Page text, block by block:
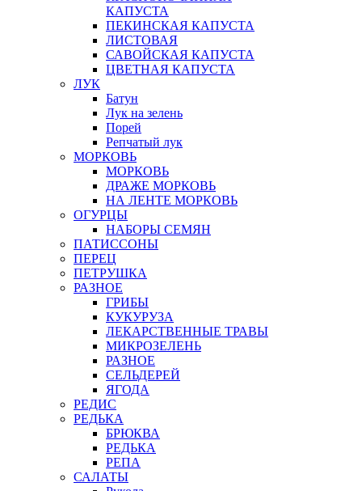
КАПУСТА
ПЕКИНСКАЯ КАПУСТА
ЛИСТОВАЯ
САВОЙСКАЯ КАПУСТА
ЦВЕТНАЯ КАПУСТА
ЛУК
Батун
Лук на зелень
Порей
Репчатый лук
МОРКОВЬ
МОРКОВЬ
ДРАЖЕ МОРКОВЬ
НА ЛЕНТЕ МОРКОВЬ
ОГУРЦЫ
НАБОРЫ СЕМЯН
ПАТИССОНЫ
ПЕРЕЦ
ПЕТРУШКА
РАЗНОЕ
ГРИБЫ
КУКУРУЗА
ЛЕКАРСТВЕННЫЕ ТРАВЫ
МИКРОЗЕЛЕНЬ
РАЗНОЕ
СЕЛЬДЕРЕЙ
ЯГОДА
РЕДИС
РЕДЬКА
БРЮКВА
РЕДЬКА
РЕПА
САЛАТЫ